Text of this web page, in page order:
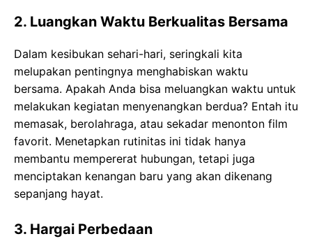
2. Luangkan Waktu Berkualitas Bersama
Dalam kesibukan sehari-hari, seringkali kita
melupakan pentingnya menghabiskan waktu
bersama. Apakah Anda bisa meluangkan waktu untuk
melakukan kegiatan menyenangkan berdua? Entah itu
memasak, berolahraga, atau sekadar menonton film
favorit. Menetapkan rutinitas ini tidak hanya
membantu mempererat hubungan, tetapi juga
menciptakan kenangan baru yang akan dikenang
sepanjang hayat.
3. Hargai Perbedaan